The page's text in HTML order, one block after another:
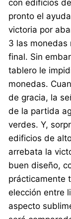
con edificios
pronto el
victoria por
3 las monedas
final. Sin
tablero le
monedas.
de gracia, la
de la partida
verdes. Y,
edificios de
arrebata la
buen diseño,
prácticamente
elección entre
aspecto